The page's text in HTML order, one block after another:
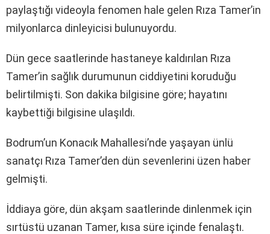
paylaştığı videoyla fenomen hale gelen Rıza Tamer’in
milyonlarca dinleyicisi bulunuyordu.
Dün gece saatlerinde hastaneye kaldırılan Rıza
Tamer’in sağlık durumunun ciddiyetini koruduğu
belirtilmişti. Son dakika bilgisine göre; hayatını
kaybettiği bilgisine ulaşıldı.
Bodrum’un Konacık Mahallesi’nde yaşayan ünlü
sanatçı Rıza Tamer’den dün sevenlerini üzen haber
gelmişti.
İddiaya göre, dün akşam saatlerinde dinlenmek için
sırtüstü uzanan Tamer, kısa süre içinde fenalaştı.